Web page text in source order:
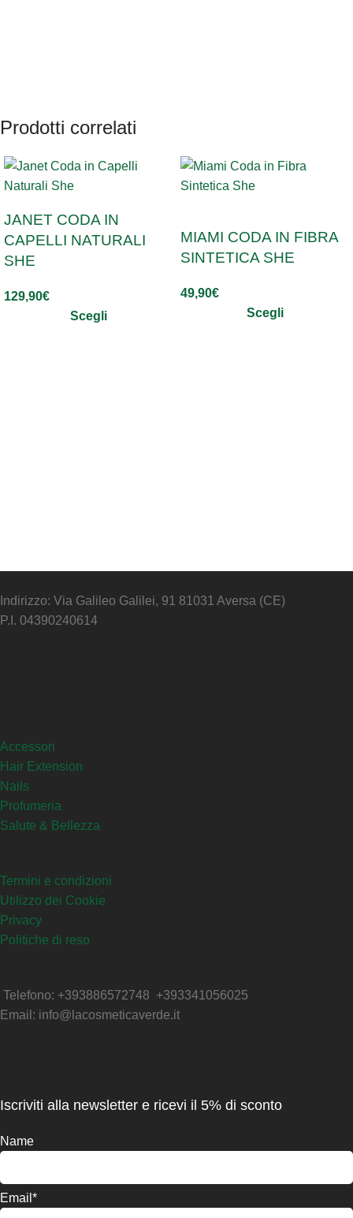
Prodotti correlati
JANET CODA IN
CAPELLI NATURALI
SHE
129,90€
Scegli
MIAMI CODA IN FIBRA
SINTETICA SHE
49,90€
Scegli
Indirizzo: Via Galileo Galilei, 91 81031 Aversa (CE)
P.I. 04390240614
Accessori
Hair Extension
Nails
Profumeria
Salute & Bellezza
Termini e condizioni
Utilizzo dei Cookie
Privacy
Politiche di reso
Telefono: +393886572748 +393341056025
Email: info@lacosmeticaverde.it
Iscriviti alla newsletter e ricevi il 5% di sconto
Name
Email*